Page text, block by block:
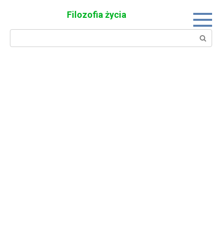
Filozofia życia
Search: